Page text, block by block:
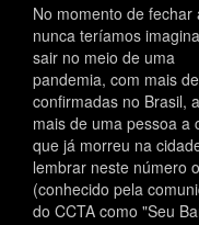
No momento de
nunca teríamos
sair no meio de uma
pandemia, com mais
confirmadas no Brasil,
mais de uma pessoa a
que já morreu na
lembrar neste número
(conhecido pela
do CCTA como "Seu